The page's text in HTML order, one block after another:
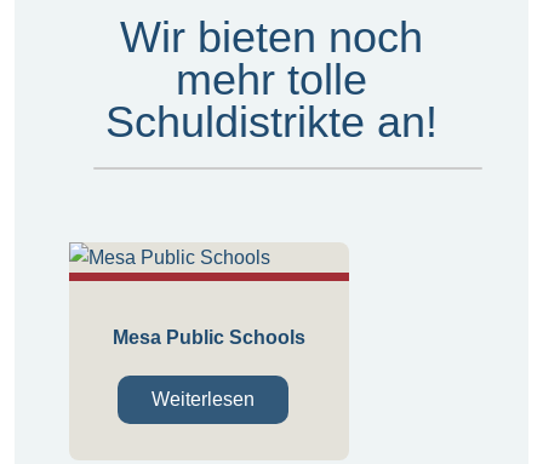
Wir bieten noch
mehr tolle
Schuldistrikte an!
Mesa Public Schools
Weiterlesen